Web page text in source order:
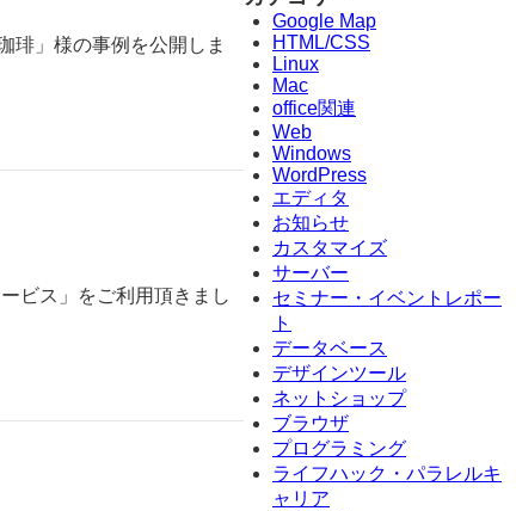
琲」様の事例を公開しま
ビス」をご利用頂きまし
Google Map
HTML/CSS
Linux
Mac
office関連
Web
Windows
WordPress
エディタ
お知らせ
カスタマイズ
サーバー
セミナー・イベントレポー
ト
データベース
デザインツール
ネットショップ
ブラウザ
プログラミング
ライフハック・パラレルキ
ャリア